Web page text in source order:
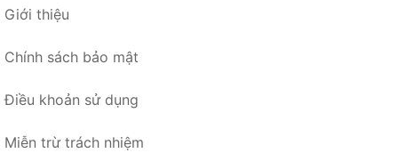
Giới thiệu
Chính sách bảo mật
Điều khoản sử dụng
Miễn trừ trách nhiệm